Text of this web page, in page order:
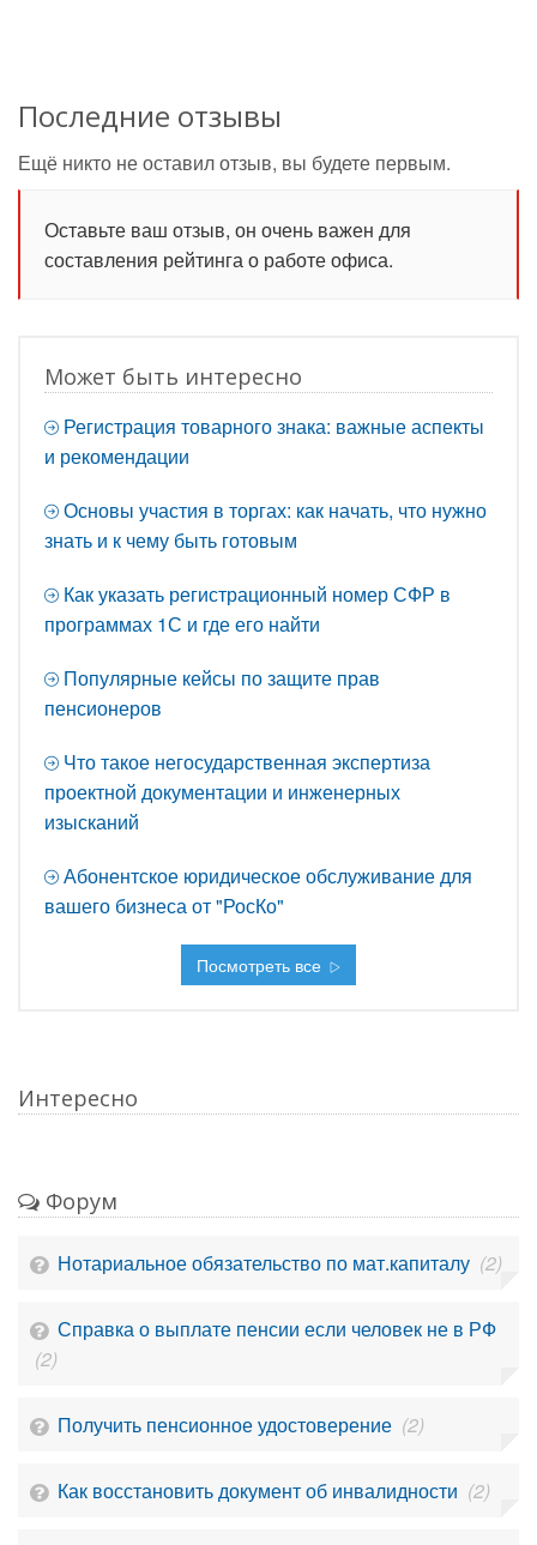
Последние отзывы
Ещё никто не оставил отзыв, вы будете первым.
Оставьте ваш отзыв, он очень важен для
составления рейтинга о работе офиса.
Может быть интересно
Регистрация товарного знака: важные аспекты
и рекомендации
Основы участия в торгах: как начать, что нужно
знать и к чему быть готовым
Как указать регистрационный номер СФР в
программах 1С и где его найти
Популярные кейсы по защите прав
пенсионеров
Что такое негосударственная экспертиза
проектной документации и инженерных
изысканий
Абонентское юридическое обслуживание для
вашего бизнеса от "РосКо"
Посмотреть все
Интересно
Форум
Нотариальное обязательство по мат.капиталу (2)
Справка о выплате пенсии если человек не в РФ
(2)
Получить пенсионное удостоверение (2)
Как восстановить документ об инвалидности (2)